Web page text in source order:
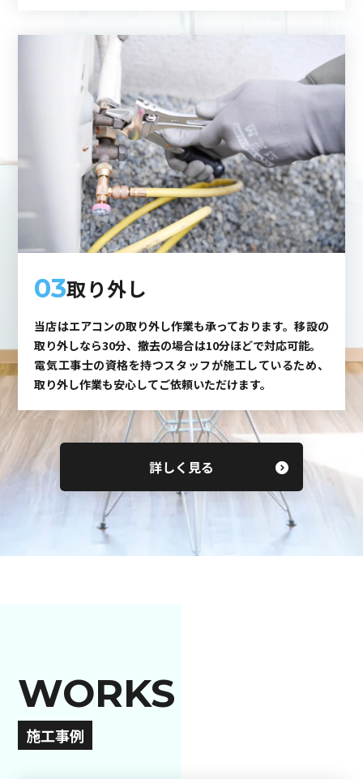
03取り外し
当店はエアコンの取り外し作業も承っております。移設の
取り外しなら30分、撤去の場合は10分ほどで対応可能。
電気工事士の資格を持つスタッフが施工しているため、
取り外し作業も安心してご依頼いただけます。
詳しく見る
WORKS
施工事例